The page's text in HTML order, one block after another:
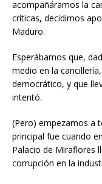
acompañáramos la
críticas, decidimos
Maduro.
Esperábamos que,
medio en la
democrático, y que
intentó.
(Pero) empezamos a
principal fue cuando
Palacio de Miraflores
corrupción en la